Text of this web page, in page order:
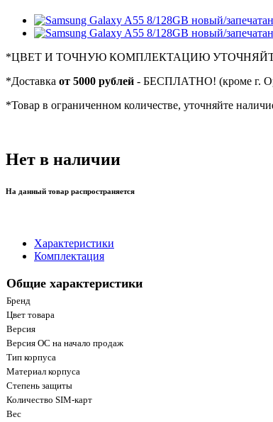
*ЦВЕТ И ТОЧНУЮ КОМПЛЕКТАЦИЮ
*Доставка от 5000 рублей - БЕСПЛАТНО! (кроме г.
*Товар в ограниченном количестве, уточняйте
Нет в наличии
На данный товар распространяется
Характеристики
Комплектация
Общие характеристики
Бренд
Цвет товара
Версия
Версия ОС на начало продаж
Тип корпуса
Материал корпуса
Степень защиты
Количество SIM-карт
Вес